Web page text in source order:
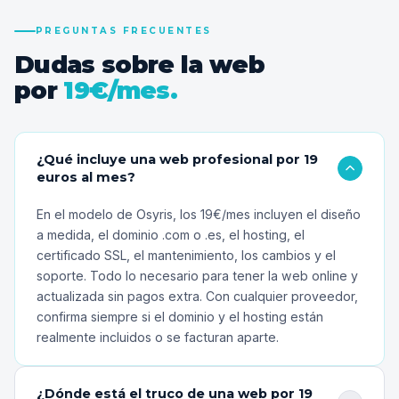
PREGUNTAS FRECUENTES
Dudas sobre la web
por 19€/mes.
¿Qué incluye una web profesional por 19
euros al mes?
En el modelo de Osyris, los 19€/mes incluyen el diseño
a medida, el dominio .com o .es, el hosting, el
certificado SSL, el mantenimiento, los cambios y el
soporte. Todo lo necesario para tener la web online y
actualizada sin pagos extra. Con cualquier proveedor,
confirma siempre si el dominio y el hosting están
realmente incluidos o se facturan aparte.
¿Dónde está el truco de una web por 19